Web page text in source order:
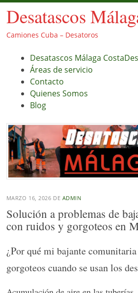
Desatascos
Camiones Cuba – Desatoros
Menú
Saltar
contenido.
Desatascos Málaga
Áreas de servicio
Contacto
Quienes Somos
Blog
MARZO 16, 2026 DE ADMIN
Solución a problemas de
con ruidos y gorgoteos en
¿Por qué mi bajante
gorgoteos cuando se usan los